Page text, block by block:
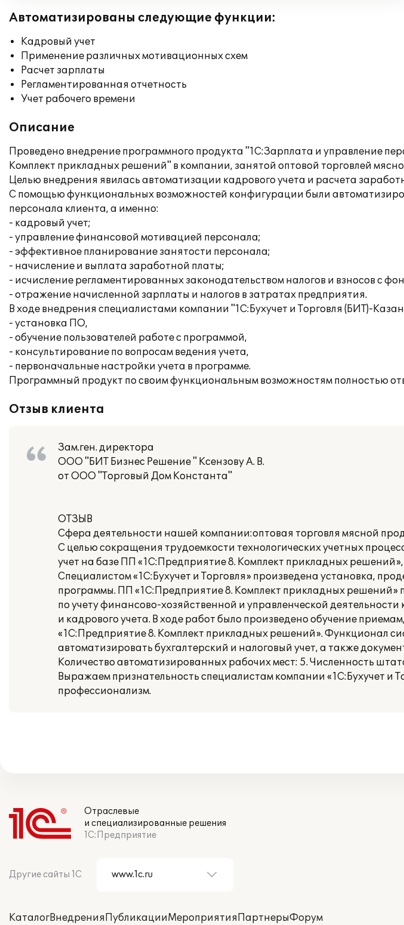
Автоматизированы следующие функции:
Кадровый учет
Применение различных мотивационных схем
Расчет зарплаты
Регламентированная отчетность
Учет рабочего времени
Описание
Проведено внедрение программного продукта "1С:Зарплата и управление
Комплект прикладных решений" в компании, занятой оптовой торговлей
Целью внедрения явилась автоматизации кадрового учета и расчета
С помощью функциональных возможностей конфигурации были
персонала клиента, а именно:
- кадровый учет;
- управление финансовой мотивацией персонала;
- эффективное планирование занятости персонала;
- начисление и выплата заработной платы;
- исчисление регламентированных законодательством налогов и взносов с
- отражение начисленной зарплаты и налогов в затратах предприятия.
В ходе внедрения специалистами компании "1С:Бухучет и Торговля (БИТ)-
- установка ПО,
- обучение пользователей работе с программой,
- консультирование по вопросам ведения учета,
- первоначальные настройки учета в программе.
Программный продукт по своим функциональным возможностям полностью
Отзыв клиента
Зам.ген. директора
ООО "БИТ Бизнес Решение " Ксензову А. В.
от ООО "Торговый Дом Константа"
ОТЗЫВ
Сфера деятельности нашей компании:оптовая торговля мясной
С целью сокращения трудоемкости технологических учетных
учет на базе ПП «1С:Предприятие 8. Комплект прикладных решений»,
Специалистом «1C:Бухучет и Торговля» произведена установка,
программы. ПП «1С:Предприятие 8. Комплект прикладных решений»
по учету финансово-хозяйственной и управленческой
и кадрового учета. В ходе работ было произведено обучение
«1С:Предприятие 8. Комплект прикладных решений». Функционал
автоматизировать бухгалтерский и налоговый учет, а также
Количество автоматизированных рабочих мест: 5. Численность
Выражаем признательность специалистам компании «1С:Бухучет и
профессионализм.
Отраслевые
и специализированные решения
1С:Предприятие
Другие сайты 1С
КаталогВнедренияПубликацииМероприятияПартнерыФорум